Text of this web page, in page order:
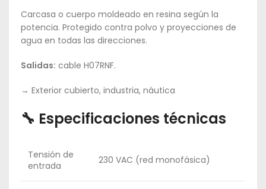
Carcasa o cuerpo moldeado en resina según la
potencia. Protegido contra polvo y proyecciones de
agua en todas las direcciones.
Salidas: cable H07RNF.
→ Exterior cubierto, industria, náutica
🔧 Especificaciones técnicas
Tensión de
entrada
230 VAC (red monofásica)